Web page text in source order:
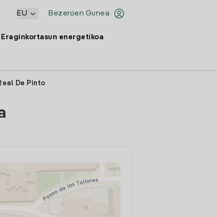
Bezeroen Gunea
EU
Eraginkortasun energetikoa
De Pinto